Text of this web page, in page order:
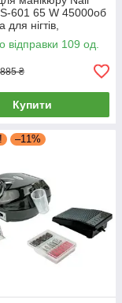
601 65 W 45000об
нігтів,
лаку, makeup,
відправки 109 од.
885 ₴
Купити
–11%